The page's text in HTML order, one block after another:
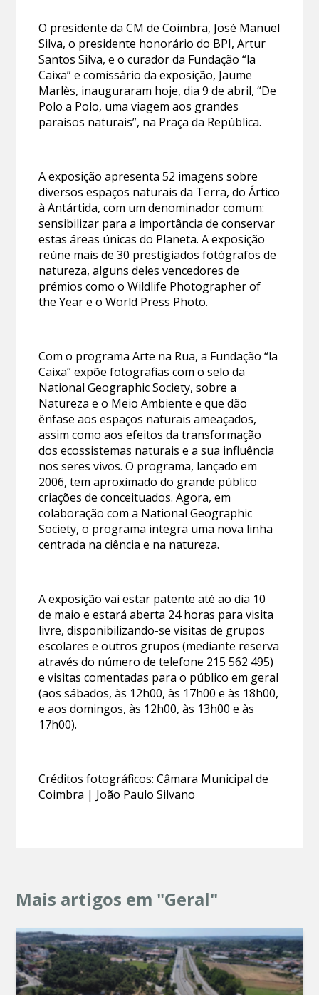
O presidente da CM de Coimbra, José Manuel
Silva, o presidente honorário do BPI, Artur
Santos Silva, e o curador da Fundação “la
Caixa” e comissário da exposição, Jaume
Marlès, inauguraram hoje, dia 9 de abril, “De
Polo a Polo, uma viagem aos grandes
paraísos naturais”, na Praça da República.
A exposição apresenta 52 imagens sobre
diversos espaços naturais da Terra, do Ártico
à Antártida, com um denominador comum:
sensibilizar para a importância de conservar
estas áreas únicas do Planeta. A exposição
reúne mais de 30 prestigiados fotógrafos de
natureza, alguns deles vencedores de
prémios como o Wildlife Photographer of
the Year e o World Press Photo.
Com o programa Arte na Rua, a Fundação “la
Caixa” expõe fotografias com o selo da
National Geographic Society, sobre a
Natureza e o Meio Ambiente e que dão
ênfase aos espaços naturais ameaçados,
assim como aos efeitos da transformação
dos ecossistemas naturais e a sua influência
nos seres vivos. O programa, lançado em
2006, tem aproximado do grande público
criações de conceituados. Agora, em
colaboração com a National Geographic
Society, o programa integra uma nova linha
centrada na ciência e na natureza.
A exposição vai estar patente até ao dia 10
de maio e estará aberta 24 horas para visita
livre, disponibilizando-se visitas de grupos
escolares e outros grupos (mediante reserva
através do número de telefone 215 562 495)
e visitas comentadas para o público em geral
(aos sábados, às 12h00, às 17h00 e às 18h00,
e aos domingos, às 12h00, às 13h00 e às
17h00).
Créditos fotográficos: Câmara Municipal de
Coimbra | João Paulo Silvano
Mais artigos em "Geral"